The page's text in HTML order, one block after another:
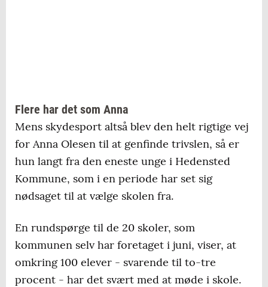
Flere har det som Anna
Mens skydesport altså blev den helt rigtige vej
for Anna Olesen til at genfinde trivslen, så er
hun langt fra den eneste unge i Hedensted
Kommune, som i en periode har set sig
nødsaget til at vælge skolen fra.
En rundspørge til de 20 skoler, som
kommunen selv har foretaget i juni, viser, at
omkring 100 elever - svarende til to-tre
procent - har det svært med at møde i skole.